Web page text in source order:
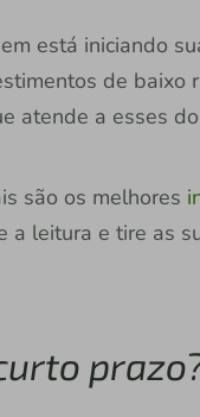
está iniciando
de baixo
atende a esses
são os melhores
a leitura e tire as